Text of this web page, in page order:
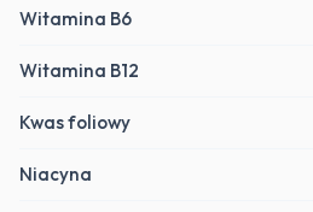
Witamina B6
Witamina B12
Kwas foliowy
Niacyna